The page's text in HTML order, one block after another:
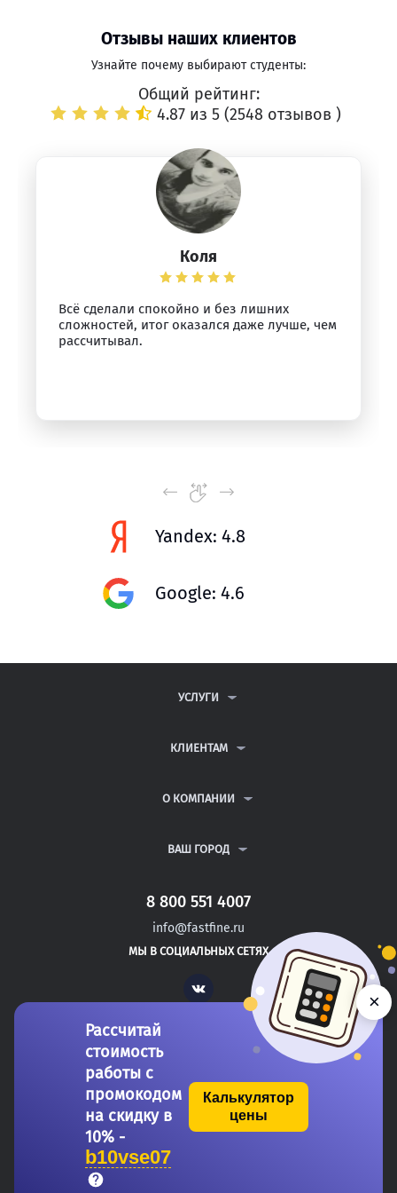
Отзывы наших клиентов
Узнайте почему выбирают студенты:
Общий рейтинг:
4.87 из 5 (2548 отзывов )
Коля
Всё сделали спокойно и без лишних
сложностей, итог оказался даже лучше, чем
рассчитывал.
Yandex: 4.8
Google: 4.6
УСЛУГИ
ДИПЛОМНЫЕ РАБОТЫ
РЕФЕРАТЫ
КЛИЕНТАМ
ВОПРОСЫ И ОТВЕТЫ
ПОЛИТИКА КОНФИДЕНЦИАЛЬНОСТИ
О КОМПАНИИ
КОНТАКТЫ
ВАШ ГОРОД
САНКТ-ПЕТЕРБУРГ
НОВОВОРОНЕЖ
ЗАРЕЧНЫЙ
8 800 551 4007
info@fastfine.ru
МЫ В СОЦИАЛЬНЫХ СЕТЯХ
Vk
Copyright 2011-2026 FastFine.ru
Общество с ограниченной ответственностью «Форстад» ОГРН: 1137746693457 ИНН/КПП:
Рассчитай
стоимость
работы с
промокодом
на скидку в
10% -
b10vse07
Калькулятор
цены
×